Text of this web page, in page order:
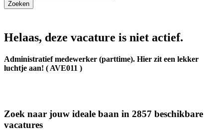
Helaas, deze vacature is niet actief.
Administratief medewerker (parttime). Hier zit een lekker
luchtje aan! ( AVE011 )
Zoek naar jouw ideale baan in 2857 beschikbare
vacatures